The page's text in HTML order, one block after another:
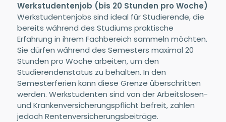
Werkstudentenjob (bis 20 Stunden pro Woche)
Werkstudentenjobs sind ideal für Studierende, die
bereits während des Studiums praktische
Erfahrung in ihrem Fachbereich sammeln möchten.
Sie dürfen während des Semesters maximal 20
Stunden pro Woche arbeiten, um den
Studierendenstatus zu behalten. In den
Semesterferien kann diese Grenze überschritten
werden. Werkstudenten sind von der Arbeitslosen-
und Krankenversicherungspflicht befreit, zahlen
jedoch Rentenversicherungsbeiträge.